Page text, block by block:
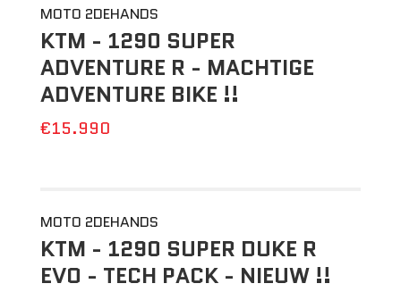
MOTO 2DEHANDS
KTM - 1290 SUPER
ADVENTURE R - MACHTIGE
ADVENTURE BIKE !!
€15.990
MOTO 2DEHANDS
KTM - 1290 SUPER DUKE R
EVO - TECH PACK - NIEUW !!